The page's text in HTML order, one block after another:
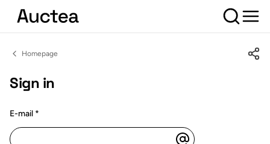
Homepage
Sign in
E-mail *